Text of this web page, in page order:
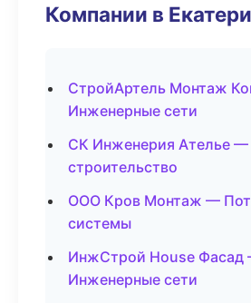
Компании в
СтройАртель Монтаж
Инженерные сети
СК Инженерия Ателье —
строительство
ООО Кров Монтаж —
системы
ИнжСтрой House Фасад
Инженерные сети